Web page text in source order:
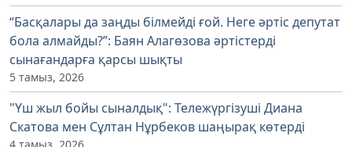
“Басқалары да заңды білмейді ғой. Неге әртіс депутат
бола алмайды?”: Баян Алагөзова әртістерді
сынағандарға қарсы шықты
5 тамыз, 2026
"Үш жыл бойы сыналдық": Тележүргізуші Диана
Скатова мен Сұлтан Нұрбеков шаңырақ көтерді